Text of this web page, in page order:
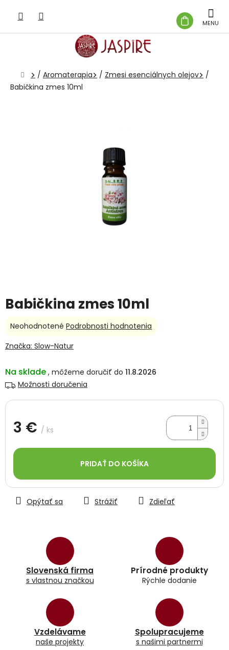
obsah
KOŠÍK
Domov
/ Aromaterapia / Zmesi esenciálnych olejov
/
Babičkina zmes 10ml
Babičkina zmes 10ml
Na sklade
11.8.2026
Možnosti doručenia
3 € / ks
cena:
PRIDAŤ DO KOŠÍKA
Slovenská firma
s vlastnou značkou
Prírodné produkty
Rýchle dodanie
Vzdelávame
naše projekty
Spolupracujeme
s našimi partnermi
Opýtať sa Strážiť Zdieľať
Priemerné
produktu
z
5
Neohodnotené Podrobnosti hodnotenia
Značka: Slow-Natur